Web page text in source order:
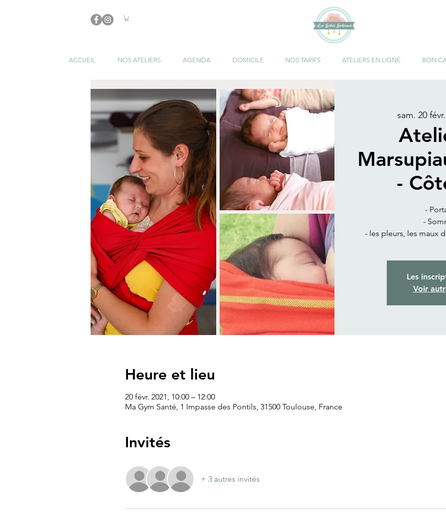
ACCUEIL NOS ATELIERS AGENDA DOMICILE NOS TARIFS ATELIERS EN LIGNE BON
sam. 20 févr.
-
-
-
- les pleurs, les maux
Les
Voir
Heure et lieu
20 févr. 2021, 10:00 – 12:00
Ma Gym Santé, 1 Impasse des Pontils, 31500 Toulouse, France
Invités
+ 3 autres invités